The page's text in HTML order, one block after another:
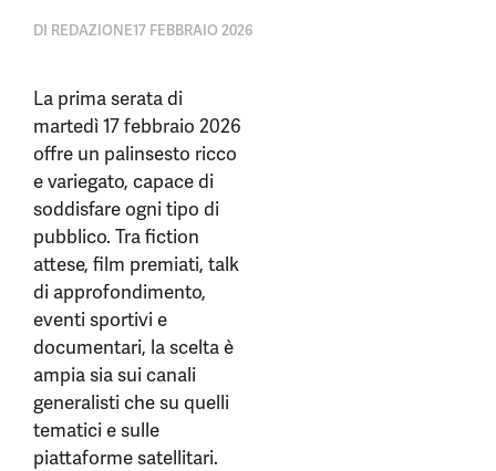
DI REDAZIONE17 FEBBRAIO 2026
La prima serata di
martedì 17 febbraio 2026
offre un palinsesto ricco
e variegato, capace di
soddisfare ogni tipo di
pubblico. Tra fiction
attese, film premiati, talk
di approfondimento,
eventi sportivi e
documentari, la scelta è
ampia sia sui canali
generalisti che su quelli
tematici e sulle
piattaforme satellitari.